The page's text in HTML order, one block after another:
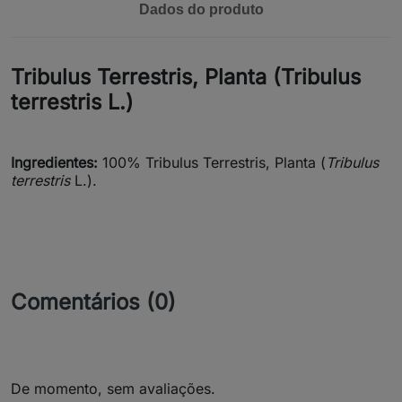
Dados do produto
Tribulus Terrestris, Planta (Tribulus
terrestris L.)
Ingredientes: 100% Tribulus Terrestris, Planta ( Tribulus
terrestrisL.).
Comentários (0)
De momento, sem avaliações.